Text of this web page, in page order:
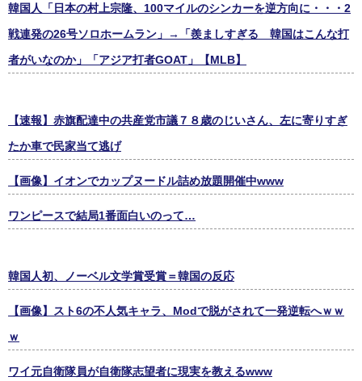
韓国人「日本の村上宗隆、100マイルのシンカーを逆方向に・・・2
戦連発の26号ソロホームラン」→「羨ましすぎる 韓国はこんな打
者がいなのか」「アジア打者GOAT」【MLB】
【速報】赤旗配達中の共産党市議７８歳のじいさん、左に寄りすぎ
たか車で民家当て逃げ
【画像】イオンでカップヌードル詰め放題開催中www
ワンピースで結局1番面白いのって…
韓国人初、ノーベル文学賞受賞＝韓国の反応
【画像】スト6の不人気キャラ、Modで脱がされて一発逆転へｗｗ
ｗ
ワイ元自衛隊員が自衛隊志望者に現実を教えるwww